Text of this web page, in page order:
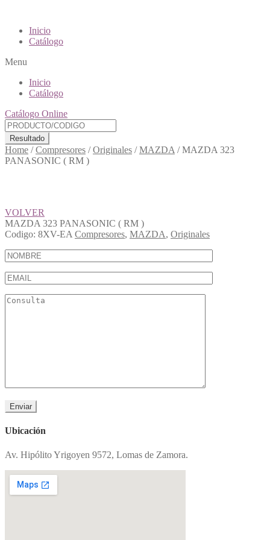
Inicio
Catálogo
Menu
Inicio
Catálogo
Catálogo Online
Resultado
Home /Compresores /Originales /MAZDA /MAZDA 323
PANASONIC ( RM )
VOLVER
MAZDA 323 PANASONIC ( RM )
Codigo: 8XV-EA Compresores, MAZDA, Originales
Ubicación
Av. Hipólito Yrigoyen 9572, Lomas de Zamora.